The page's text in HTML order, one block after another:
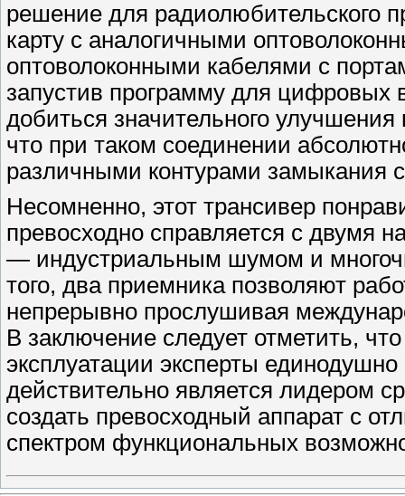
решение для радиолюбительского
карту с аналогичными
оптоволоконными кабелями с
запустив программу для
добиться значительного
что при таком соединении
различными контурами замыкания
Несомненно, этот трансивер
превосходно справляется с двумя
— индустриальным шумом и
того, два приемника позволяют
непрерывно прослушивая
В заключение следует отметить,
эксплуатации эксперты
действительно является лидером
создать превосходный аппарат с
спектром функциональных